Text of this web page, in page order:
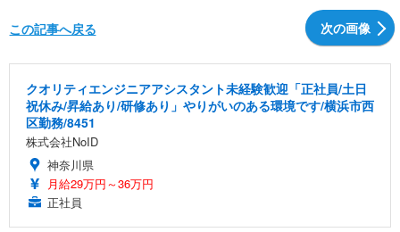
次の画像
この記事へ戻る
クオリティエンジニアアシスタント未経験歓迎「正社員/土日
祝休み/昇給あり/研修あり」やりがいのある環境です/横浜市西
区勤務/8451
株式会社NoID
神奈川県
月給29万円～36万円
正社員